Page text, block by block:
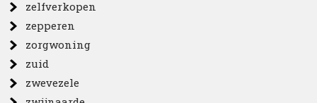
zelfverkopen
zepperen
zorgwoning
zuid
zwevezele